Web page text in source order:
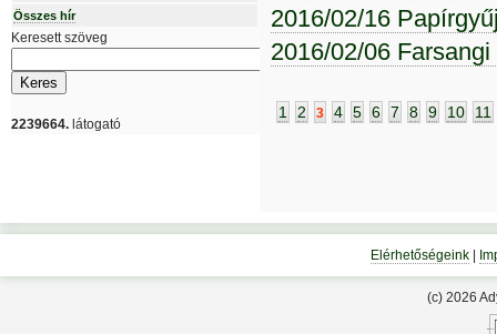
Összes hír
Keresett szöveg
2239664. látogató
2016/02/16
2016/02/06
1 2 3 4 5 6 7 8 9 10 11
Elérhetőségeink|
(c) 2026